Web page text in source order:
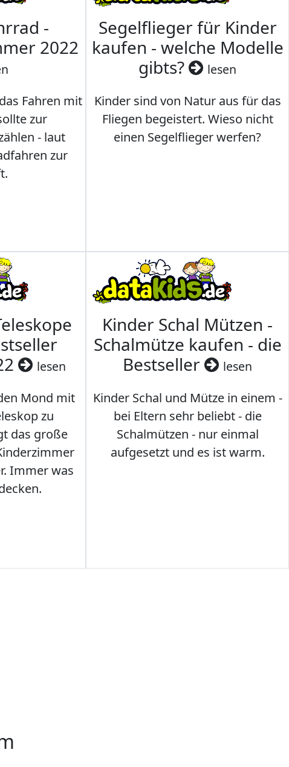
-
2022
Fahren mit
zur
- laut
zur
Segelflieger für Kinder
kaufen - welche Modelle
gibts?
lesen
Kinder sind von Natur aus für das
Fliegen begeistert. Wieso nicht
einen Segelflieger werfen?
lesen
Mond mit
zu
das große
Immer was
Kinder Schal Mützen -
Schalmütze kaufen - die
Bestseller
lesen
Kinder Schal und Mütze in einem -
bei Eltern sehr beliebt - die
Schalmützen - nur einmal
aufgesetzt und es ist warm.